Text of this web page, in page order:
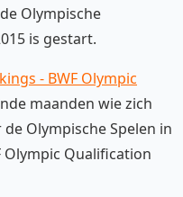
Olympische
is gestart.
- BWF Olympic
maanden wie zich
Olympische Spelen in
Olympic Qualification